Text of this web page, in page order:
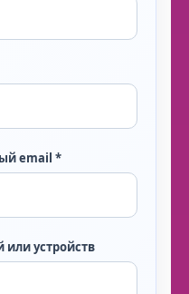
email *
или устройств